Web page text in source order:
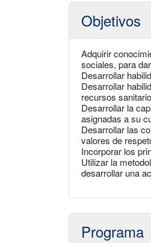
Objetivos
Adquirir
sociales, para
Desarrollar
Desarrollar
recursos
Desarrollar la
asignadas a su
Desarrollar las
valores de
Incorporar los
Utilizar la
desarrollar una
Programa